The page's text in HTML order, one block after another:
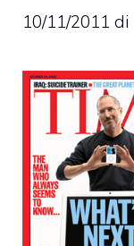
10/11/2011 di